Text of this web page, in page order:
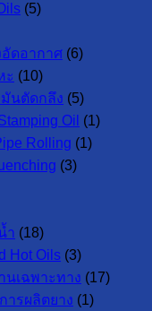
(5)
อัดอากาศ (6)
ะ (10)
นตัดกลึง (5)
Oil (1)
Rolling (1)
(3)
ำ (18)
Hot Oils (3)
เฉพาะทาง (17)
ารผลิตยาง (1)